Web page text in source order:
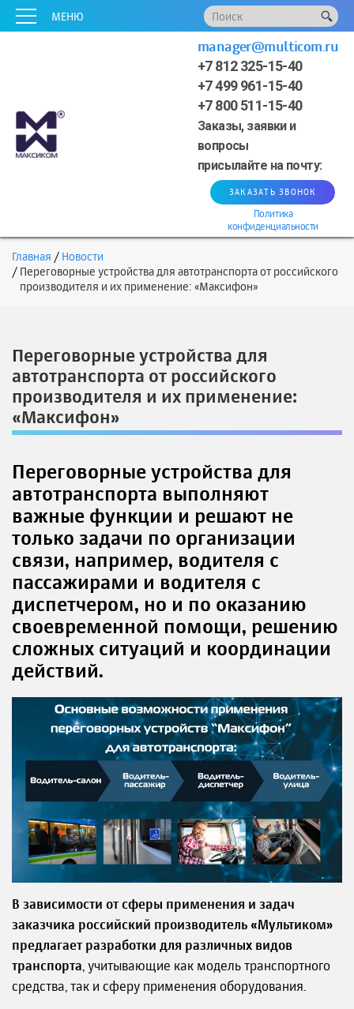
МЕНЮ
+7 812 325-15-40
+7 499 961-15-40
+7 800 511-15-40
Заказы, заявки и
вопросы
присылайте на почту:
manager@multicom.ru
ЗАКАЗАТЬ ЗВОНОК
Политика
конфиденциальности
Главная
Новости
Переговорные устройства для автотранспорта от российского
производителя и их применение: «Максифон»
Переговорные устройства для
автотранспорта от российского
производителя и их применение:
«Максифон»
Переговорные устройства для
автотранспорта выполняют
важные функции и решают не
только задачи по организации
связи, например, водителя с
пассажирами и водителя с
диспетчером, но и по оказанию
своевременной помощи, решению
сложных ситуаций и координации
действий.
В зависимости от сферы применения и задач
заказчика российский производитель «Мультиком»
предлагает разработки для различных видов
транспорта, учитывающие как модель транспортного
средства, так и сферу применения оборудования.
xxxxx